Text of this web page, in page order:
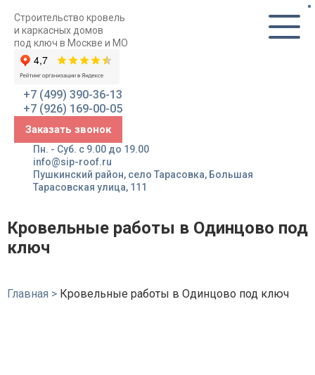
Строительство кровель
и каркасных домов
под ключ в Москве и МО
+7 (499) 390-36-13
+7 (926) 169-00-05
Заказать звонок
Пн. - Суб. с 9.00 до 19.00
info@sip-roof.ru
Пушкинский район, село Тарасовка, Большая
Тарасовская улица, 111
Кровельные работы в Одинцово под
ключ
Главная > Кровельные работы в Одинцово под ключ